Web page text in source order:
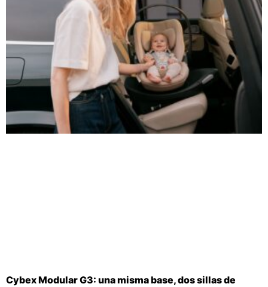
Cybex Modular G3: una misma base, dos sillas de